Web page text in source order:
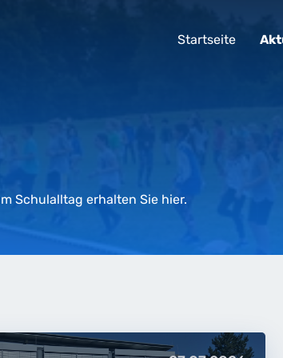
Startseite
Schulalltag erhalten Sie hier.